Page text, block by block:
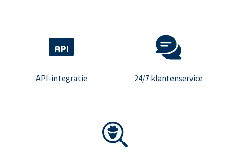
API-integratie 24/7 klantenservice